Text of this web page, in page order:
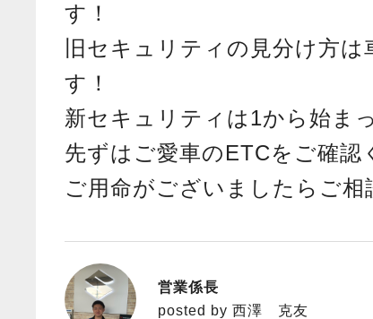
す！
旧セキュリティの見分け方
す！
新セキュリティは1から始ま
先ずはご愛車のETCをご確認
ご用命がございましたらご相
西澤 克友
営業係長
posted by 西澤 克友